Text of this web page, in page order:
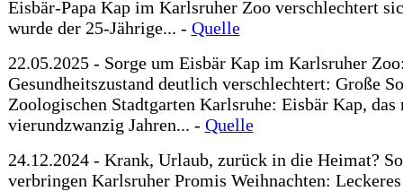
Eisbär-Papa Kap im Karlsruher Zoo verschlechtert
wurde der 25-Jährige... - Quelle
22.05.2025 - Sorge um Eisbär Kap im Karlsruher
Gesundheitszustand deutlich verschlechtert: Große
Zoologischen Stadtgarten Karlsruhe: Eisbär Kap, das
vierundzwanzig Jahren... - Quelle
24.12.2024 - Krank, Urlaub, zurück in die Heimat? So
verbringen Karlsruher Promis Weihnachten: